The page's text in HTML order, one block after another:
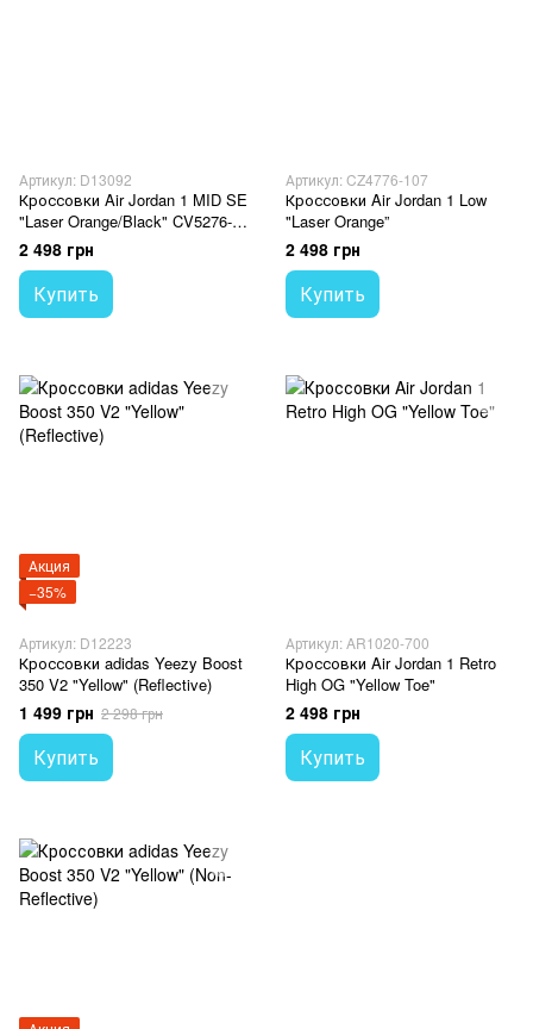
Артикул: D13092
Кроссовки Air Jordan 1 MID SE
"Laser Orange/Black" CV5276-
107
2 498 грн
Купить
Артикул: CZ4776-107
Кроссовки Air Jordan 1 Low
"Laser Orange”
2 498 грн
Купить
Акция
−35%
Артикул: D12223
Кроссовки adidas Yeezy Boost
350 V2 "Yellow" (Reflective)
1 499 грн 2 298 грн
Купить
Артикул: AR1020-700
Кроссовки Air Jordan 1 Retro
High OG "Yellow Toe"
2 498 грн
Купить